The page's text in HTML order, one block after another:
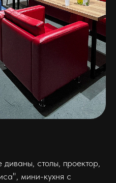
столы, проектор,
мини-кухня с